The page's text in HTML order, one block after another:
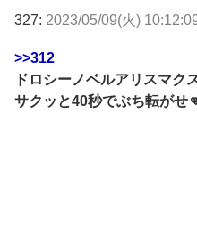
327: 2023/05/09(火)
>>312
ドロシーノベルアリスマク
サクッと40秒でぶち転がせ